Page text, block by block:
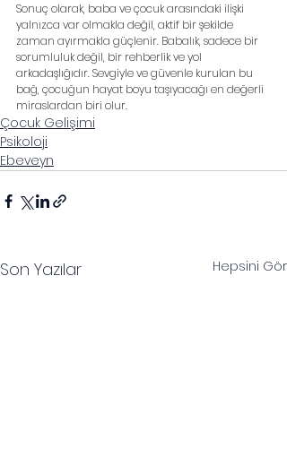
Sonuç olarak, baba ve çocuk arasındaki ilişki
yalnızca var olmakla değil, aktif bir şekilde
zaman ayırmakla güçlenir. Babalık, sadece bir
sorumluluk değil, bir rehberlik ve yol
arkadaşlığıdır. Sevgiyle ve güvenle kurulan bu
bağ, çocuğun hayat boyu taşıyacağı en değerli
miraslardan biri olur.
Çocuk Gelişimi
Psikoloji
Ebeveyn
Son Yazılar Hepsini Gör